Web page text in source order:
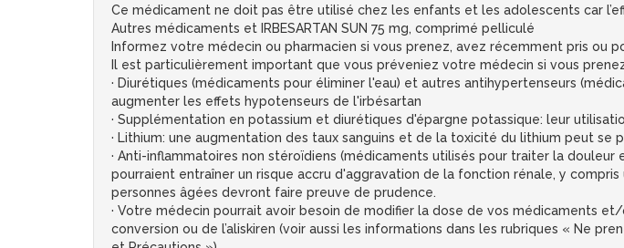
Ce médicament ne doit pas être utilisé chez les enfants et les adolescents car
Autres médicaments et IRBESARTAN SUN 75 mg, comprimé pelliculé
Informez votre médecin ou pharmacien si vous prenez, avez récemment pris ou
Il est particulièrement important que vous préveniez votre médecin si vous
· Diurétiques (médicaments pour éliminer l'eau) et autres antihypertenseurs
augmenter les effets hypotenseurs de l'irbésartan
· Supplémentation en potassium et diurétiques d'épargne potassique: leur
· Lithium: une augmentation des taux sanguins et de la toxicité du lithium peut se
· Anti-inflammatoires non stéroïdiens (médicaments utilisés pour traiter la
pourraient entraîner un risque accru d'aggravation de la fonction rénale, y
personnes âgées devront faire preuve de prudence.
· Votre médecin pourrait avoir besoin de modifier la dose de vos médicaments
conversion ou de l’aliskiren (voir aussi les informations dans les rubriques « Ne